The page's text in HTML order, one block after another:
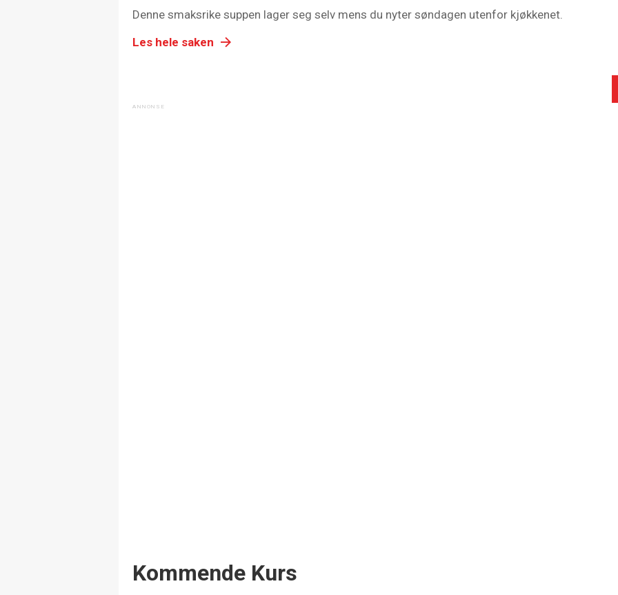
Denne smaksrike suppen lager seg selv mens du nyter søndagen utenfor kjøkkenet.
Les hele saken
Events
Kommende Kurs